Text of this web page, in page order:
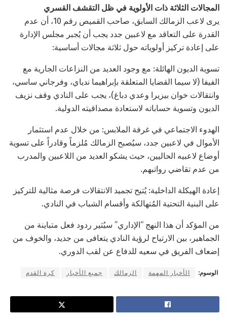
المجالات الثلاثة ذات الأولوية في ظل التقشف القسري
يرى لاعب الزمالك السابق، صاحب القميص رقم 10، أن عدم
القدرة على التعاقد مع لاعبين جدد يجب أن يُجبر مجلس الإدارة
على إعادة تركيز أولوياته حول ثلاثة مجالات أساسية:
تسوية الديون الهائلة: مع وجود العديد من النزاعات الجارية مع
الفيفا (لا سيما القضايا المتعلقة بإبراهيما ندياي، وفرجاني ساسي،
وانتقالات خوان بيزيرا وعدي دباغ)، يجب على النادي وقف نزيف
الديون وتسوية حساباته لاستعادة مصداقيته الدولية.
الهدوء الاجتماعي في غرفة الملابس: من خلال عدم استثمار
الأموال في لاعبين جدد، سيُصبح الزمالك مُلزماً وقادراً على تسوية
أوضاع لاعبيه الحاليين، حيث يشكو العديد من اللاعبين والمدرب
من عدم تقاضي رواتبهم.
إعادة الهيكلة الداخلية: يُتيح تجميد الانتقالات فرصة مثالية للتركيز
على البنية التحتية المُتهالكة وأقسام الشباب في النادي.
من المؤكد أن هذا النهج “الإداري” سيُثير ردود فعل متباينة من
الجماهير، بين الارتياح لرؤية النادي يتعافى من جديد، والخوف من
إضعاف الفريق في سعيه للدفاع عن لقب الدوري.
الوسوم: الأخبار المهمة الزمالك جميع الأخبار كرة القدم